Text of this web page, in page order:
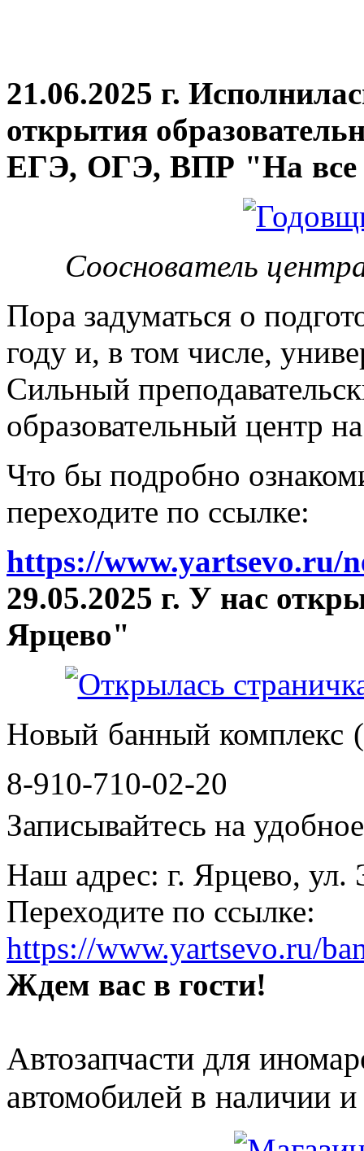
21.06.2025 г.
открытия
ЕГЭ, ОГЭ, ВПР "На все
Сооснователь
Пора задуматься о
году и, в том числе,
Сильный
образовательный центр
Что бы подробно
переходите по ссылке:
https://www.yartsevo.ru/
29.05.2025 г. У нас
Ярцево"
Новый банный комплекс
8-910-710-02-20
Записывайтесь на
Наш адрес: г. Ярцево, ул.
Переходите по ссылке:
https://www.yartsevo.ru/
Ждем вас в гости!
Автозапчасти для
автомобилей в наличии и